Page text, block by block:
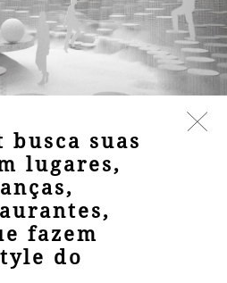
busca suas
lugares,
fazem
do